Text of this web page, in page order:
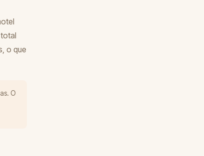
o que
O